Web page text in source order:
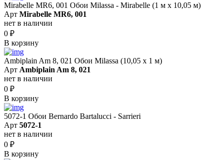
Mirabelle MR6, 001 Обои Milassa - Mirabelle (1 м х 10,05 м)
Арт Mirabelle MR6, 001
нет в наличии
0 ₽
В корзину
Ambiplain Am 8, 021 Обои Milassa (10,05 х 1 м)
Арт Ambiplain Am 8, 021
нет в наличии
0 ₽
В корзину
5072-1 Обои Bernardo Bartalucci - Sarrieri
Арт 5072-1
нет в наличии
0 ₽
В корзину